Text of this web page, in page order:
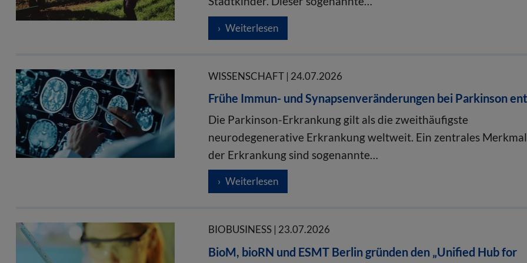
Weiterlesen
WISSENSCHAFT | 24.07.2026
Frühe Immun- und Synapsenveränderungen bei Parkinson
Die Parkinson-Erkrankung gilt als die zweithäufigste
neurodegenerative Erkrankung weltweit. Ein zentrales Merkmal
der Erkrankung sind sogenannte…
Weiterlesen
BIOBUSINESS | 23.07.2026
BioM, bioRN und ESMT Berlin gründen den „Unified Hub for